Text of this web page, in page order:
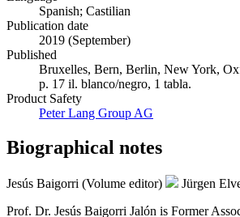
Spanish; Castilian
Publication date
2019 (September)
Published
Bruxelles, Bern, Berlin, New York,
p. 17 il. blanco/negro, 1 tabla.
Product Safety
Peter Lang Group AG
Biographical notes
Jesús Baigorri (Volume editor)
Jürgen
Prof. Dr. Jesús Baigorri Jalón is Former